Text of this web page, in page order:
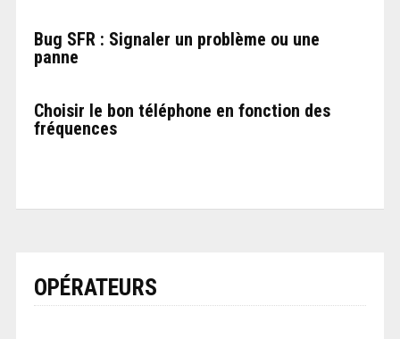
Bug SFR : Signaler un problème ou une
panne
Choisir le bon téléphone en fonction des
fréquences
OPÉRATEURS